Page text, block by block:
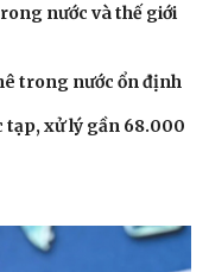
thời sự
nước và thế giới
trong nước ổn định
tạp, xử lý gần 68.000